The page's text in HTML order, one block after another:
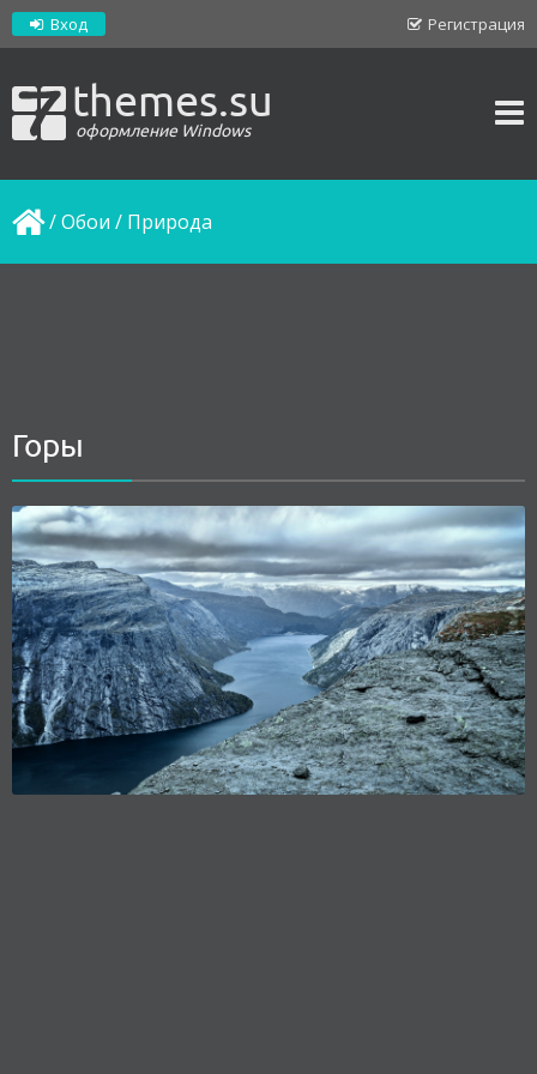
Регистрация
Вход
themes.su
оформление Windows
/Обои / Природа
Горы